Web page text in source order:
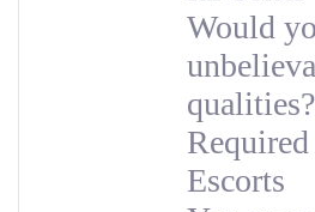
Would
Escorts